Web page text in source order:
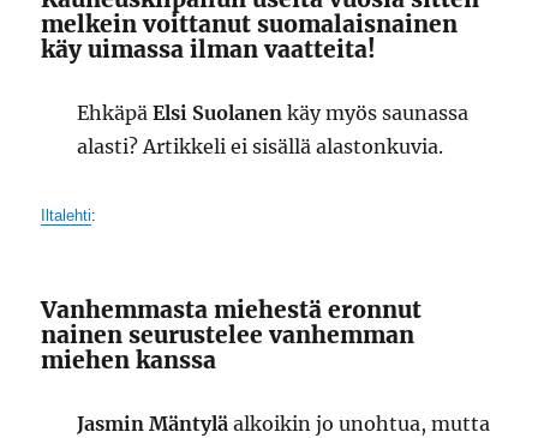
melkein voittanut suomalaisnainen
käy uimassa ilman vaatteita!
EhkäpäElsi Suolanen käy myös saunassa
alasti? Artikkeli ei sisällä alastonkuvia.
Iltalehti:
Vanhemmasta miehestä eronnut
nainen seurustelee vanhemman
miehen kanssa
Jasmin Mäntylä alkoikin jo unohtua, mutta